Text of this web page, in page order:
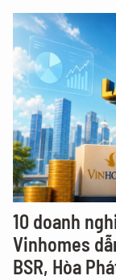
10 doanh
Vinhomes
BSR, Hòa